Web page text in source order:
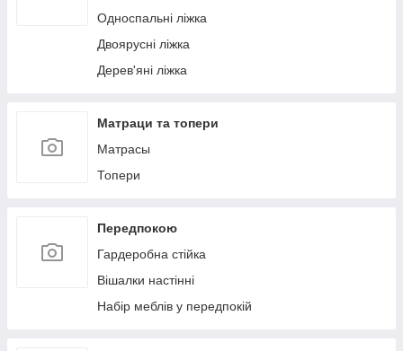
Односпальні ліжка
Двоярусні ліжка
Дерев'яні ліжка
Матраци та топери
Матрасы
Топери
Передпокою
Гардеробна стійка
Вішалки настінні
Набір меблів у передпокій